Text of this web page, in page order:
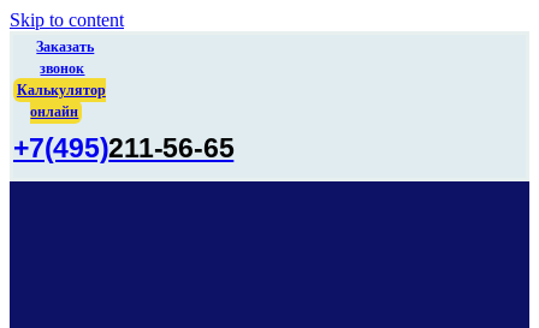
Skip to content
Заказать
звонок
Калькулятор
онлайн
+7(495)211-56-65